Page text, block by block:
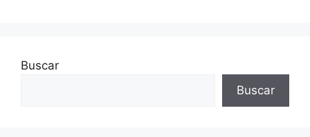
Buscar
Buscar